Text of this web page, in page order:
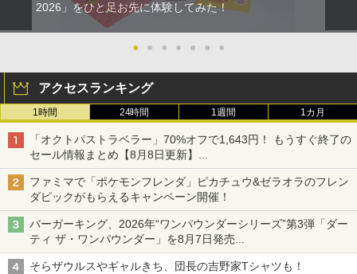
2026」をひと足お先に体験してみた！
● ● ● ● ● ● ●
アクセスランキング
1時間 24時間 1週間 1カ月
「オクトパストラベラー」70%オフで1,643円！ もうすぐ終了の
セール情報まとめ【8月8日更新】
ニンテンドーeショップでは「大神 絶景版」が67%オフで990円
ファミマで「ポケモンフレンダ」ピカチュウ&ゼラオラのフレン
ダピックがもらえるキャンペーン開催！
バーガーキング、2026年“ワンパウンダーシリーズ”第3弾「ダー
ティ ザ・ワンパウンダー」を8月7日発売
「特製ガーリックマヨソース」を使用した超大型チーズバーガー
そらザウルスやギャルきち、団長の吉野家Tシャツも！